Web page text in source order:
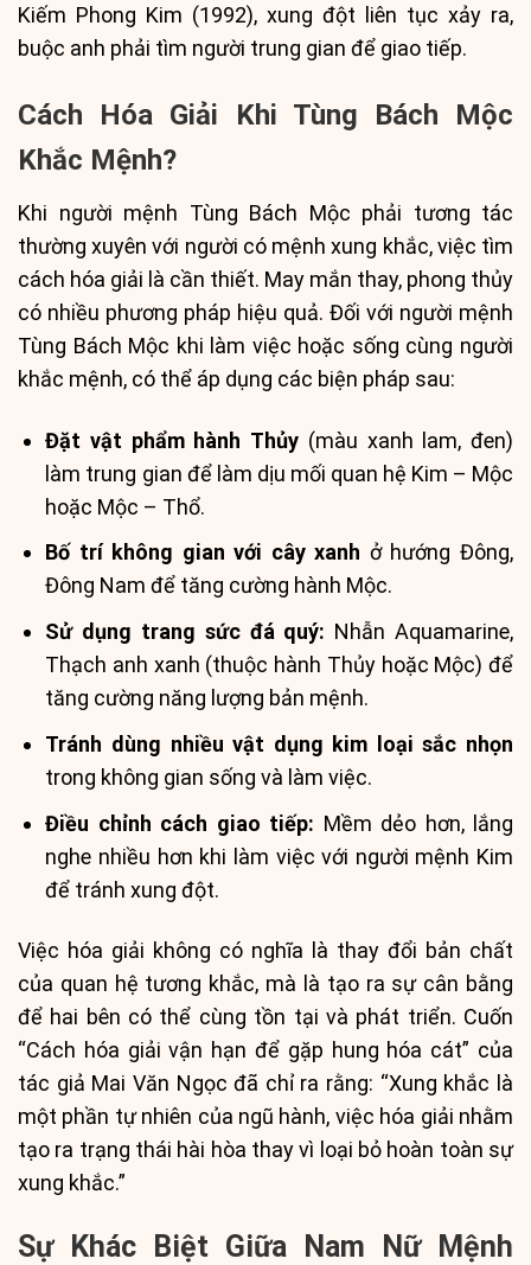
Kiếm Phong Kim (1992), xung đột liên tục xảy ra,
buộc anh phải tìm người trung gian để giao tiếp.
Cách Hóa Giải Khi Tùng Bách Mộc
Khắc Mệnh?
Khi người mệnh Tùng Bách Mộc phải tương tác
thường xuyên với người có mệnh xung khắc, việc tìm
cách hóa giải là cần thiết. May mắn thay, phong thủy
có nhiều phương pháp hiệu quả. Đối với người mệnh
Tùng Bách Mộc khi làm việc hoặc sống cùng người
khắc mệnh, có thể áp dụng các biện pháp sau:
Đặt vật phẩm hành Thủy (màu xanh lam, đen)
làm trung gian để làm dịu mối quan hệ Kim – Mộc
hoặc Mộc – Thổ.
Bố trí không gian với cây xanh ở hướng Đông,
Đông Nam để tăng cường hành Mộc.
Sử dụng trang sức đá quý: Nhẫn Aquamarine,
Thạch anh xanh (thuộc hành Thủy hoặc Mộc) để
tăng cường năng lượng bản mệnh.
Tránh dùng nhiều vật dụng kim loại sắc nhọn
trong không gian sống và làm việc.
Điều chỉnh cách giao tiếp: Mềm dẻo hơn, lắng
nghe nhiều hơn khi làm việc với người mệnh Kim
để tránh xung đột.
Việc hóa giải không có nghĩa là thay đổi bản chất
của quan hệ tương khắc, mà là tạo ra sự cân bằng
để hai bên có thể cùng tồn tại và phát triển. Cuốn
“Cách hóa giải vận hạn để gặp hung hóa cát” của
tác giả Mai Văn Ngọc đã chỉ ra rằng: “Xung khắc là
một phần tự nhiên của ngũ hành, việc hóa giải nhằm
tạo ra trạng thái hài hòa thay vì loại bỏ hoàn toàn sự
xung khắc.”
Sự Khác Biệt Giữa Nam Nữ Mệnh